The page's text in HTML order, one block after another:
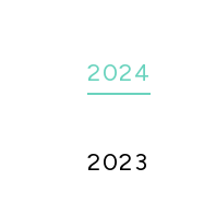
2024
2023